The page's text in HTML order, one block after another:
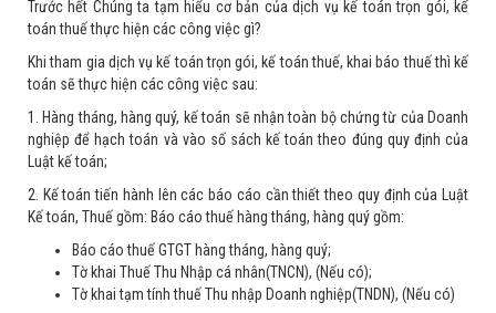
Trước hết Chúng ta tạm hiểu cơ bản của dịch vụ kế toán trọn gói, kế
toán thuế thực hiện các công việc gì?
Khi tham gia dịch vụ kế toán trọn gói, kế toán thuế, khai báo thuế thì kế
toán sẽ thực hiện các công việc sau:
1. Hàng tháng, hàng quý, kế toán sẽ nhận toàn bộ chứng từ của Doanh
nghiệp để hạch toán và vào số sách kế toán theo đúng quy định của
Luật kế toán;
2. Kế toán tiến hành lên các báo cáo cần thiết theo quy định của Luật
Kế toán, Thuế gồm: Báo cáo thuế hàng tháng, hàng quý gồm:
Báo cáo thuế GTGT hàng tháng, hàng quý;
Tờ khai Thuế Thu Nhập cá nhân(TNCN), (Nếu có);
Tờ khai tạm tính thuế Thu nhập Doanh nghiệp(TNDN), (Nếu có)